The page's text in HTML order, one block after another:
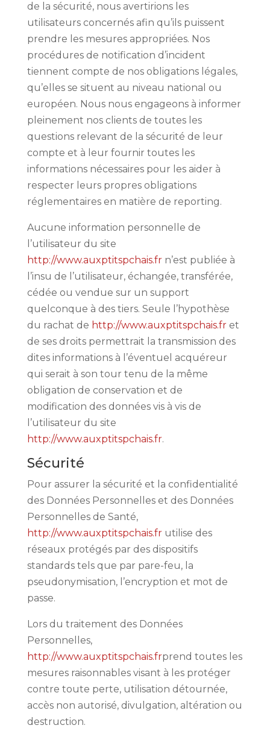
de la sécurité, nous avertirions les
utilisateurs concernés afin qu’ils puissent
prendre les mesures appropriées. Nos
procédures de notification d’incident
tiennent compte de nos obligations légales,
qu’elles se situent au niveau national ou
européen. Nous nous engageons à informer
pleinement nos clients de toutes les
questions relevant de la sécurité de leur
compte et à leur fournir toutes les
informations nécessaires pour les aider à
respecter leurs propres obligations
réglementaires en matière de reporting.
Aucune information personnelle de
l’utilisateur du site
http://www.auxptitspchais.frn’est publiée à
l’insu de l’utilisateur, échangée, transférée,
cédée ou vendue sur un support
quelconque à des tiers. Seule l’hypothèse
du rachat de http://www.auxptitspchais.fret
de ses droits permettrait la transmission des
dites informations à l’éventuel acquéreur
qui serait à son tour tenu de la même
obligation de conservation et de
modification des données vis à vis de
l’utilisateur du site
http://www.auxptitspchais.fr.
Sécurité
Pour assurer la sécurité et la confidentialité
des Données Personnelles et des Données
Personnelles de Santé,
http://www.auxptitspchais.frutilise des
réseaux protégés par des dispositifs
standards tels que par pare-feu, la
pseudonymisation, l’encryption et mot de
passe.
Lors du traitement des Données
Personnelles,
http://www.auxptitspchais.frprend toutes les
mesures raisonnables visant à les protéger
contre toute perte, utilisation détournée,
accès non autorisé, divulgation, altération ou
destruction.